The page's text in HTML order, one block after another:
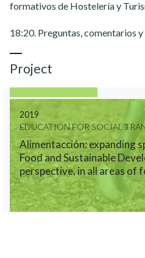
formativos de Hostelería y
18:20. Preguntas, comentarios
Project
2019
EDUCATION FOR SOCIAL
Alimentacción: expanding
Food and Sustainable
perspective, in all areas of